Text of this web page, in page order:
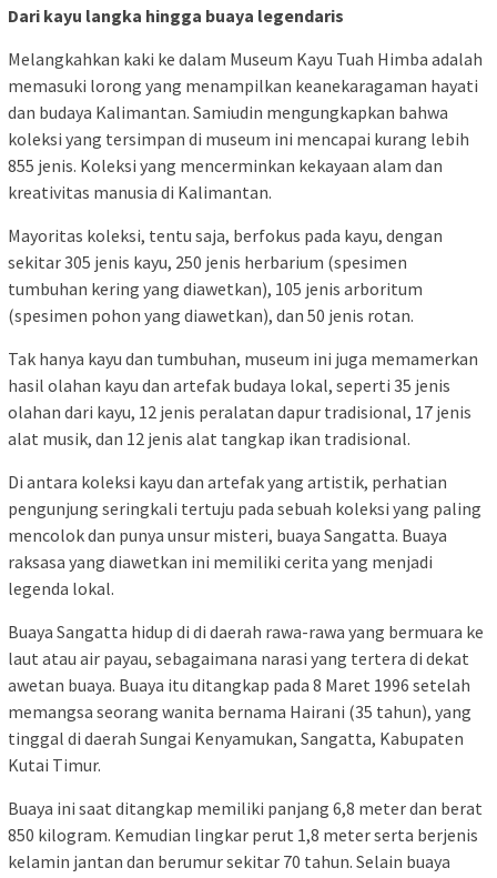
Dari kayu langka hingga buaya legendaris
Melangkahkan kaki ke dalam Museum Kayu Tuah Himba adalah
memasuki lorong yang menampilkan keanekaragaman hayati
dan budaya Kalimantan. Samiudin mengungkapkan bahwa
koleksi yang tersimpan di museum ini mencapai kurang lebih
855 jenis. Koleksi yang mencerminkan kekayaan alam dan
kreativitas manusia di Kalimantan.
Mayoritas koleksi, tentu saja, berfokus pada kayu, dengan
sekitar 305 jenis kayu, 250 jenis herbarium (spesimen
tumbuhan kering yang diawetkan), 105 jenis arboritum
(spesimen pohon yang diawetkan), dan 50 jenis rotan.
Tak hanya kayu dan tumbuhan, museum ini juga memamerkan
hasil olahan kayu dan artefak budaya lokal, seperti 35 jenis
olahan dari kayu, 12 jenis peralatan dapur tradisional, 17 jenis
alat musik, dan 12 jenis alat tangkap ikan tradisional.
Di antara koleksi kayu dan artefak yang artistik, perhatian
pengunjung seringkali tertuju pada sebuah koleksi yang paling
mencolok dan punya unsur misteri, buaya Sangatta. Buaya
raksasa yang diawetkan ini memiliki cerita yang menjadi
legenda lokal.
Buaya Sangatta hidup di di daerah rawa-rawa yang bermuara ke
laut atau air payau, sebagaimana narasi yang tertera di dekat
awetan buaya. Buaya itu ditangkap pada 8 Maret 1996 setelah
memangsa seorang wanita bernama Hairani (35 tahun), yang
tinggal di daerah Sungai Kenyamukan, Sangatta, Kabupaten
Kutai Timur.
Buaya ini saat ditangkap memiliki panjang 6,8 meter dan berat
850 kilogram. Kemudian lingkar perut 1,8 meter serta berjenis
kelamin jantan dan berumur sekitar 70 tahun. Selain buaya